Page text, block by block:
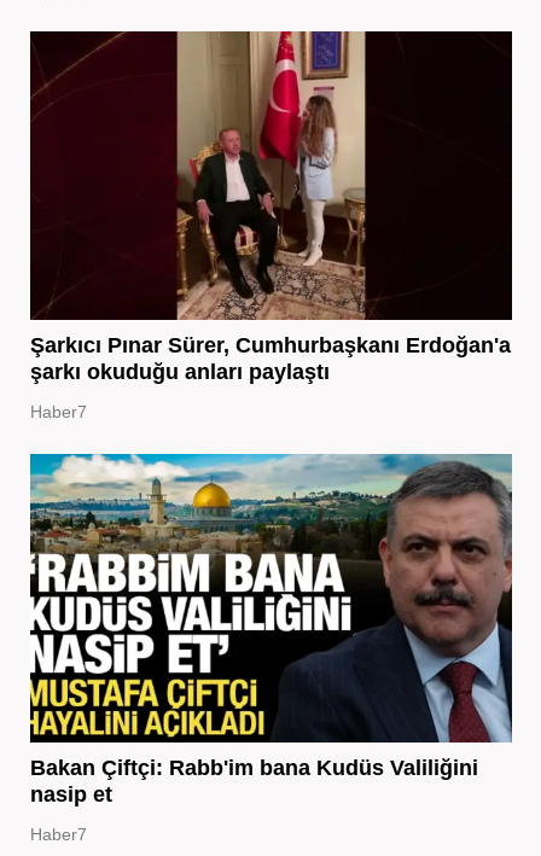
Şarkıcı Pınar Sürer, Cumhurbaşkanı Erdoğan'a
şarkı okuduğu anları paylaştı
Haber7
Bakan Çiftçi: Rabb'im bana Kudüs Valiliğini
nasip et
Haber7